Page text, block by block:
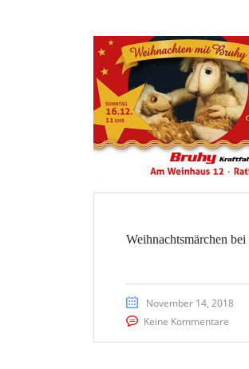
Weihnachtsmärchen
November 14, 2018
Keine Kommentare